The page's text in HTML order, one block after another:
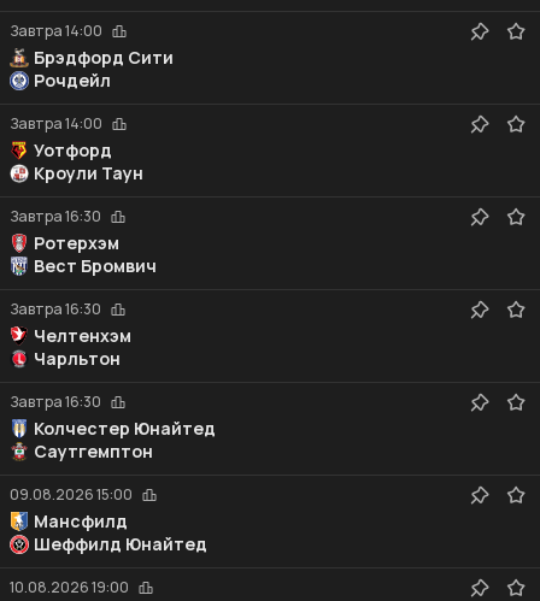
Завтра14:00
Брэдфорд Сити
Рочдейл
Завтра14:00
Уотфорд
Кроули Таун
Завтра16:30
Ротерхэм
Вест Бромвич
Завтра16:30
Челтенхэм
Чарльтон
Завтра16:30
Колчестер Юнайтед
Саутгемптон
09.08.202615:00
Мансфилд
Шеффилд Юнайтед
10.08.202619:00